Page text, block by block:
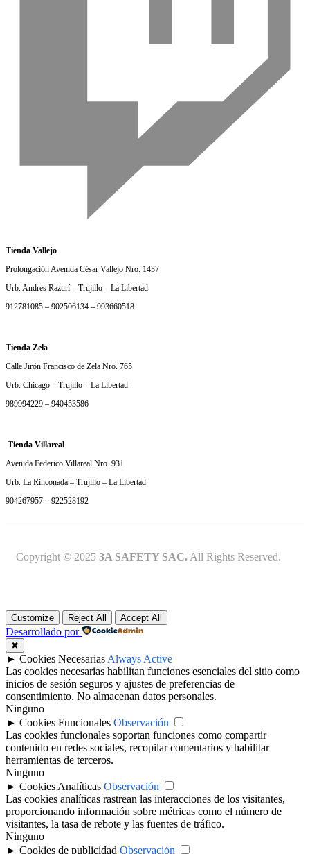
Tienda Vallejo
Prolongación Avenida César Vallejo Nro. 1437
Urb. Andres Razurí – Trujillo – La Libertad
912781085 – 902506134 – 993660518
Tienda Zela
Calle Jirón Francisco de Zela Nro. 765
Urb. Chicago – Trujillo – La Libertad
989994229 – 940453586
Tienda Villareal
Avenida Federico Villareal Nro. 931
Urb. La Rinconada – Trujillo – La Libertad
904267957 – 922528192
Copyright © 2025 3A SAFETY SAC. All Rights Reserved.
Customize Reject All Accept All
Desarrollado por
✖
► Cookies Necesarias Always Active
Las cookies necesarias habilitan funciones esenciales del sitio como
inicios de sesión seguros y ajustes de preferencias de
consentimiento. No almacenan datos personales.
Ninguno
► Cookies Funcionales Observación
Las cookies funcionales soportan funciones como compartir
contenido en redes sociales, recopilar comentarios y habilitar
herramientas de terceros.
Ninguno
► Cookies Analíticas Observación
Las cookies analíticas rastrean las interacciones de los visitantes,
proporcionando información sobre métricas como el número de
visitantes, la tasa de rebote y las fuentes de tráfico.
Ninguno
► Cookies de publicidad Observación